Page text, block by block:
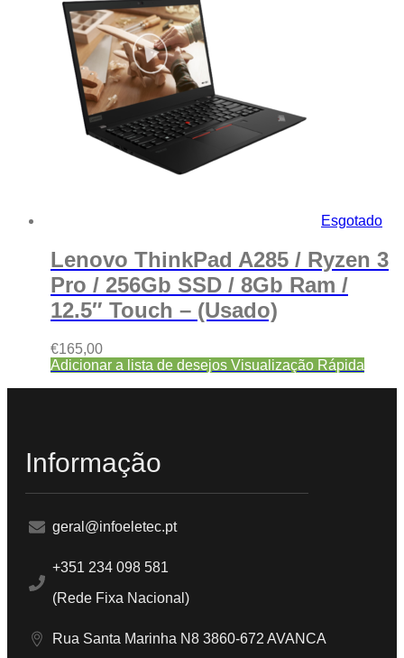
Esgotado
Lenovo ThinkPad A285 / Ryzen 3
Pro / 256Gb SSD / 8Gb Ram /
12.5″ Touch – (Usado)
€165,00
Adicionar a lista de desejos Visualização Rápida
Informação
geral@infoeletec.pt
+351 234 098 581
(Rede Fixa Nacional)
Rua Santa Marinha N8 3860-672 AVANCA